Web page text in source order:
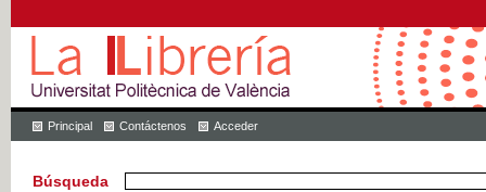
Principal Contáctenos Acceder
Búsqueda